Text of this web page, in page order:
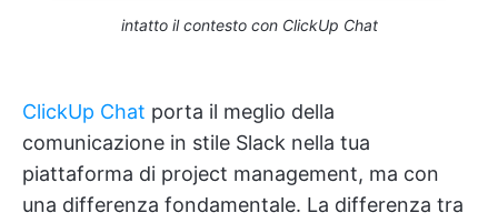
intatto il contesto con ClickUp Chat
ClickUp Chat porta il meglio della
comunicazione in stile Slack nella tua
piattaforma di project management, ma con
una differenza fondamentale. La differenza tra